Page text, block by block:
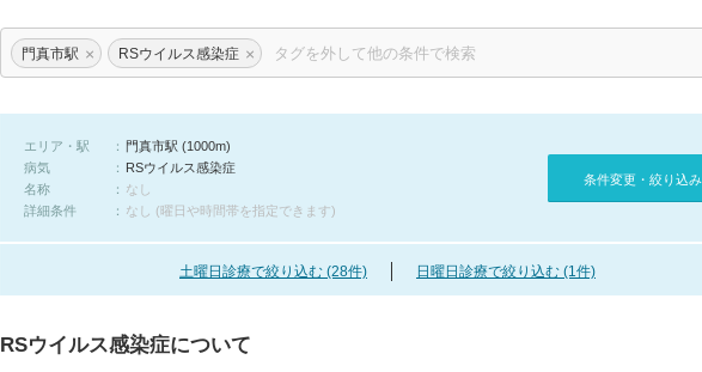
門真市駅 × RSウイルス感染症 ×
エリア・駅
門真市駅 (1000m)
病気
RSウイルス感染症
名称
なし
詳細条件
なし (曜日や時間帯を指定できます)
条件変更・絞り込
土曜日診療で絞り込む (28件) 日曜日診療で絞り込む (1件)
RSウイルス感染症について